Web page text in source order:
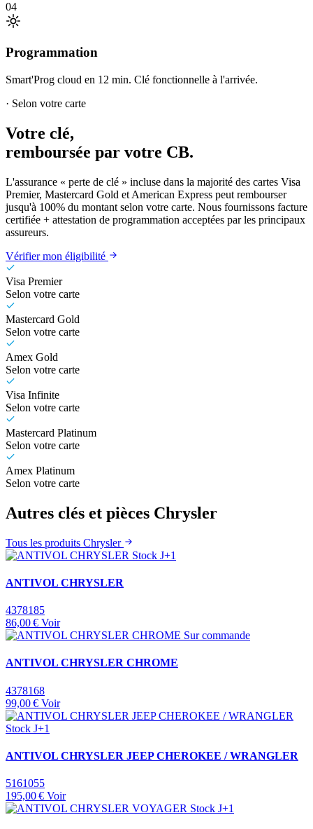
04
Programmation
Smart'Prog cloud en 12 min. Clé fonctionnelle à l'arrivée.
· Selon votre carte
Votre clé,
remboursée par votre CB.
L'assurance « perte de clé » incluse dans la majorité des cartes Visa
Premier, Mastercard Gold et American Express peut rembourser
jusqu'à 100% du montant selon votre carte. Nous fournissons facture
certifiée + attestation de programmation acceptées par les principaux
assureurs.
Vérifier mon éligibilité
Visa Premier
Selon votre carte
Mastercard Gold
Selon votre carte
Amex Gold
Selon votre carte
Visa Infinite
Selon votre carte
Mastercard Platinum
Selon votre carte
Amex Platinum
Selon votre carte
Autres clés et pièces Chrysler
Tous les produits Chrysler
Stock J+1
ANTIVOL CHRYSLER
4378185
86,00 € Voir
Sur commande
ANTIVOL CHRYSLER CHROME
4378168
99,00 € Voir
Stock J+1
ANTIVOL CHRYSLER JEEP CHEROKEE / WRANGLER
5161055
195,00 € Voir
Stock J+1